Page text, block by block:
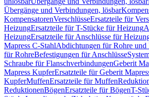
Übergänge und Verbindungen, lösbar
KompensatorenVerschlüsseErsatzteile für
HeizungErsatzteile für T-Stücke für Heizung
HeizungErsatzteile für Anschlüsse für
Mapress C-StahlAbdichtungen für Rohre und
für RohreBefestigungen für Anschlüsse
Schraube für FlanschverbindungenGeberit
Mapress KupferErsatzteile für Geberit
KupferMuffenErsatzteile für Muffen
ReduktionenBögenErsatzteile für BögenT-